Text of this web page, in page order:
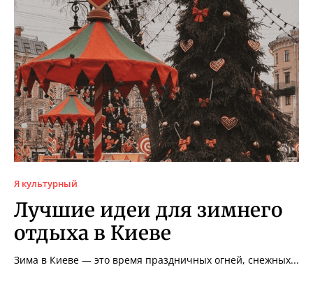
Я культурный
Лучшие идеи для зимнего
отдыха в Киеве
Зима в Киеве — это время праздничных огней, снежных...